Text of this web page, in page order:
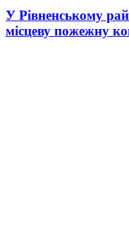
У Рівненському
місцеву пожежну